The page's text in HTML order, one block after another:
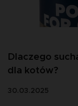
Dlaczego
dla kotów?
30.03.2025